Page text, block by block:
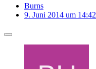
Burns
9. Juni 2014 um 14:42